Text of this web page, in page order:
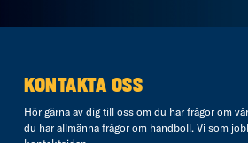
KONTAKTA OSS
Hör gärna av dig till oss om du har frågor om
du har allmänna frågor om handboll. Vi som